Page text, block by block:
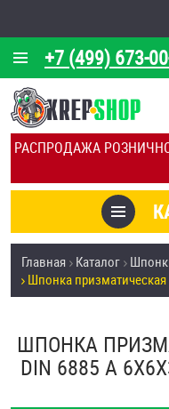
РАСПРОДАЖА
+7 (499) 673-
О КОМПАНИИ
КАЛЬКУЛЯТОР
ОТЗЫВЫ
УСЛУГИ
СКИДКИ
ОПТ
ПОКУПАТЕЛЯМ
Товары со
Анкеры
Антивандальный
Главная Каталог
Шпонка
ШПОНКА
DIN 6885 А